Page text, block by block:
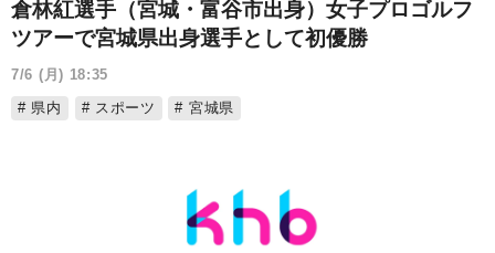
倉林紅選手（宮城・富谷市出身）女子プロゴルフ
ツアーで宮城県出身選手として初優勝
7/6 (月) 18:35
県内
スポーツ 宮城県